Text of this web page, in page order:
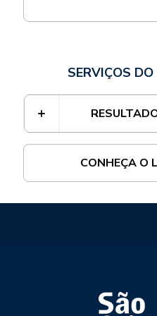
SERVIÇOS
CONHEÇA O